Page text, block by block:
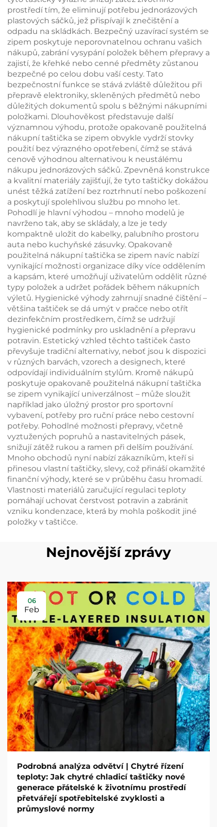
prostředí tím, že eliminují potřebu jednorázových
plastových sáčků, jež přispívají k znečištění a
odpadu na skládkách. Bezpečný uzavírací systém se
zipem poskytuje neporovnatelnou ochranu vašich
nákupů, zabrání vysypání položek během přepravy a
zajistí, že křehké nebo cenné předměty zůstanou
bezpečné po celou dobu vaší cesty. Tato
bezpečnostní funkce se stává zvláště důležitou při
přepravě elektroniky, skleněných předmětů nebo
důležitých dokumentů spolu s běžnými nákupními
položkami. Dlouhověkost představuje další
významnou výhodu, protože opakovaně použitelná
nákupní taštička se zipem obvykle vydrží stovky
použití bez výrazného opotřebení, čímž se stává
cenově výhodnou alternativou k neustálému
nákupu jednorázových sáčků. Zpevněná konstrukce
a kvalitní materiály zajišťují, že tyto taštičky dokážou
unést těžká zatížení bez roztrhnutí nebo poškození
a poskytují spolehlivou službu po mnoho let.
Pohodlí je hlavní výhodou – mnoho modelů je
navrženo tak, aby se skládaly, a lze je tedy
kompaktně uložit do kabelky, palubního prostoru
auta nebo kuchyňské zásuvky. Opakovaně
použitelná nákupní taštička se zipem navíc nabízí
vynikající možnosti organizace díky více oddělením
a kapsám, které umožňují uživatelům oddělit různé
typy položek a udržet pořádek během nákupních
výletů. Hygienické výhody zahrnují snadné čištění –
většina taštiček se dá umýt v pračce nebo otřít
dezinfekčním prostředkem, čímž se udržují
hygienické podmínky pro uskladnění a přepravu
potravin. Estetický vzhled těchto taštiček často
převyšuje tradiční alternativy, neboť jsou k dispozici
v různých barvách, vzorech a designech, které
odpovídají individuálním stylům. Kromě nákupů
poskytuje opakovaně použitelná nákupní taštička
se zipem vynikající univerzálnost – může sloužit
například jako úložný prostor pro sportovní
vybavení, potřeby pro ruční práce nebo cestovní
potřeby. Pohodlné možnosti přepravy, včetně
vyztužených popruhů a nastavitelných pásek,
snižují zátěž rukou a ramen při delším používání.
Mnoho obchodů nyní nabízí zákazníkům, kteří si
přinesou vlastní taštičky, slevy, což přináší okamžité
finanční výhody, které se v průběhu času hromadí.
Vlastnosti materiálů zaručující regulaci teploty
pomáhají uchovat čerstvost potravin a zabránit
vzniku kondenzace, která by mohla poškodit jiné
položky v taštičce.
Nejnovější zprávy
06
Feb
Podrobná analýza odvětví | Chytré řízení
teploty: Jak chytré chladicí taštičky nové
generace přátelské k životnímu prostředí
přetvářejí spotřebitelské zvyklosti a
průmyslové normy